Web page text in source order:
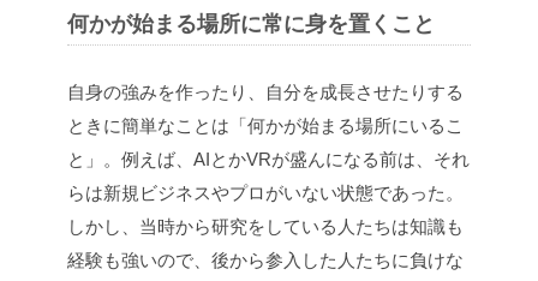
何かが始まる場所に常に身を置くこと
自身の強みを作ったり、自分を成長させたりする
ときに簡単なことは「何かが始まる場所にいるこ
と」。例えば、AIとかVRが盛んになる前は、それ
らは新規ビジネスやプロがいない状態であった。
しかし、当時から研究をしている人たちは知識も
経験も強いので、後から参入した人たちに負けな